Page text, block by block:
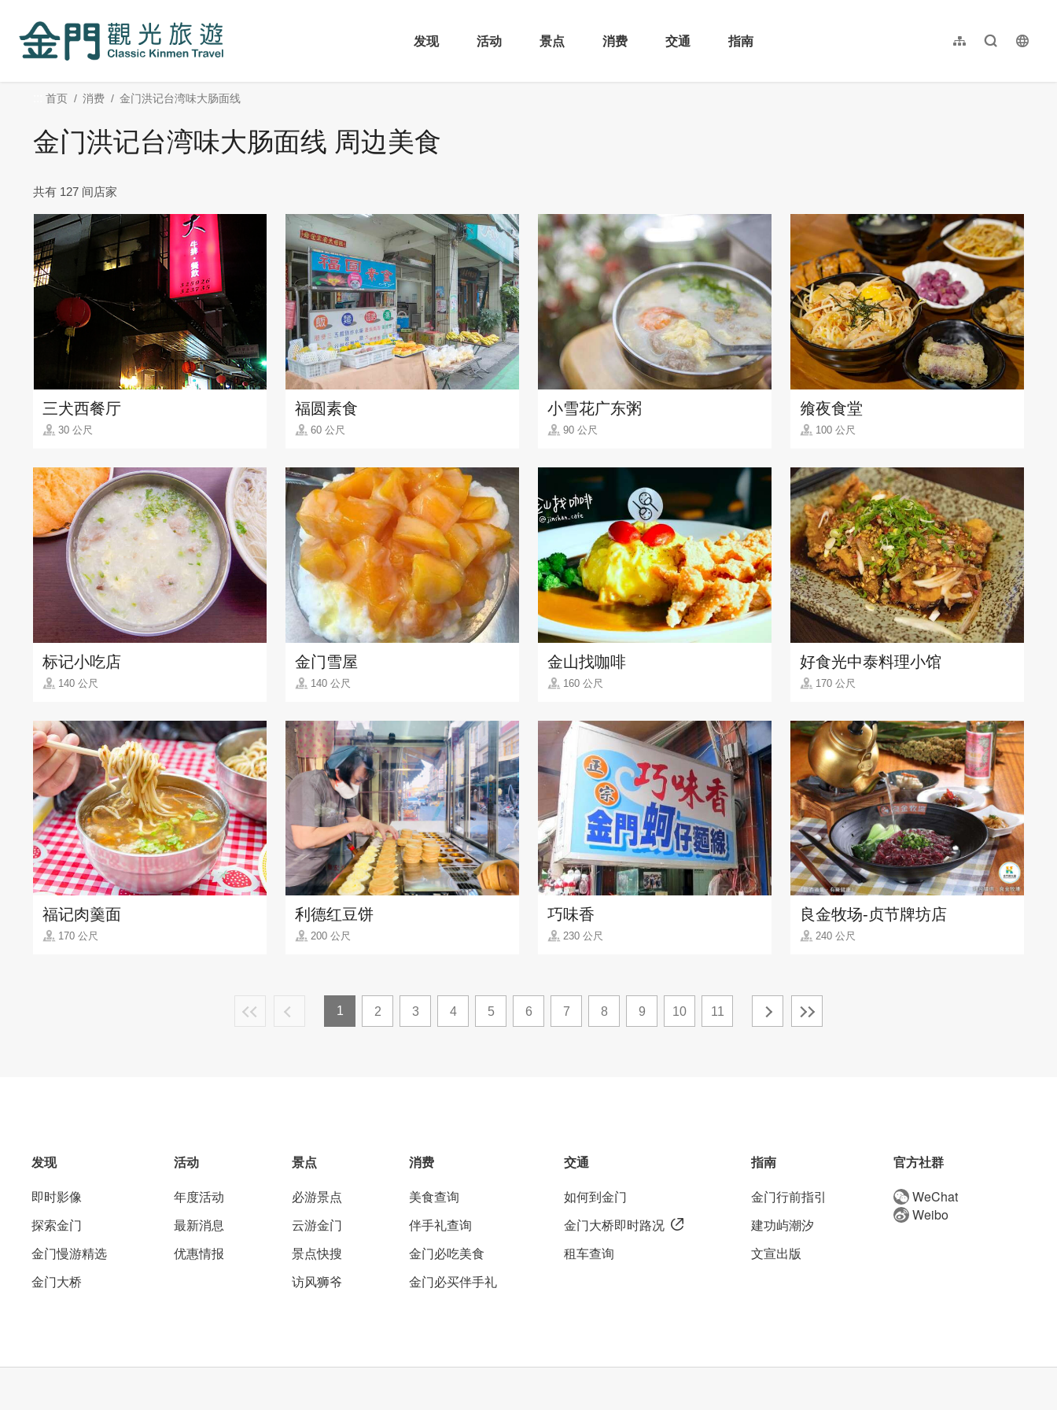
内
发现
活动 景点 消费 交通 指南 网站导览全文检索
繁體中文
首页 消费 金门洪记台湾味大肠面线
金门洪记台湾味大肠面线 周边美食
共有 127 间店家
三犬西餐厅
30 公尺
福圆素食
60 公尺
小雪花广东粥
90 公尺
飨夜食堂
100 公尺
标记小吃店
140 公尺
金门雪屋
140 公尺
金山找咖啡
160 公尺
好食光中泰料理小馆
170 公尺
福记肉羹面
170 公尺
利德红豆饼
200 公尺
巧味香
230 公尺
良金牧场-贞节牌坊店
240 公尺
1 2 3 4 5 6 7 8 9 10 11
发现
即时影像
探索金门
金门慢游精选
金门大桥
活动
年度活动
最新消息
优惠情报
景点
必游景点
云游金门
景点快搜
访风狮爷
消费
美食查询
伴手礼查询
金门必吃美食
金门必买伴手礼
交通
如何到金门
金门大桥即时路况
租车查询
指南
金门行前指引
建功屿潮汐
文宣出版
官方社群
WeChat
Weibo